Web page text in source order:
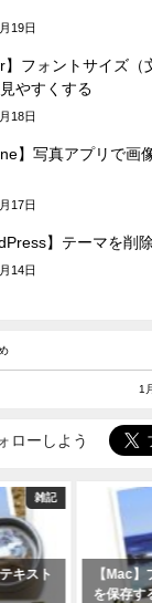
19日
】フォントサイズ
やすくする
18日
】写真アプリで画
17日
】テーマを削
14日
1
ローしよう
Mac】プレビューappで
保存する３つの方法